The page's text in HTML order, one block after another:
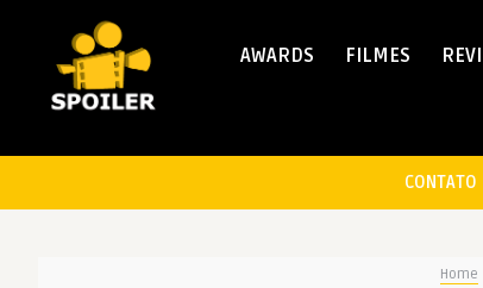
AWARDS FILMES
CONTATO
Home